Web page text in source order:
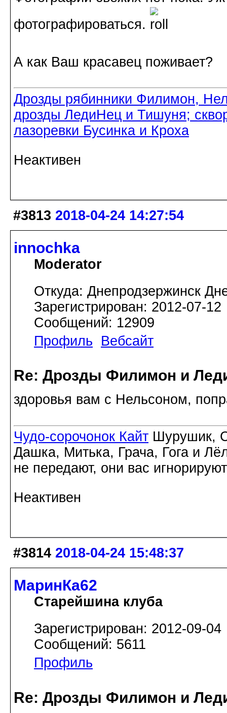
фотографироваться.
А как Ваш красавец поживает?
Дрозды рябинники Филимон,
дрозды ЛедиНец и Тишуня;
лазоревки Бусинка и Кроха
Неактивен
#3813 2018-04-24 14:27:54
innochka
Moderator
Откуда: Днепродзержинск
Зарегистрирован: 2012-07-12
Сообщений: 12909
Профиль
Вебсайт
Re: Дрозды Филимон и
здоровья вам с Нельсоном,
Чудо-сорочонок Кайт Шурушик,
Дашка, Митька, Грача, Гога и
не передают, они вас игнорируют
Неактивен
#3814 2018-04-24 15:48:37
МаринКа62
Старейшина клуба
Зарегистрирован: 2012-09-04
Сообщений: 5611
Профиль
Re: Дрозды Филимон и